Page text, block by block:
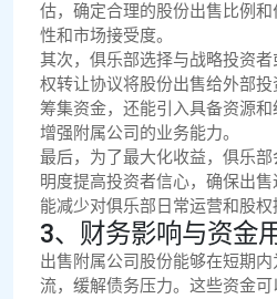
估，确定合理的股份出售比例
性和市场接受度。
其次，俱乐部选择与战略投资
权转让协议将股份出售给外部
筹集资金，还能引入具备资源
增强附属公司的业务能力。
最后，为了最大化收益，俱乐
明度提高投资者信心，确保出
能减少对俱乐部日常运营和股权
3、财务影响与资金
出售附属公司股份能够在短期
流，缓解债务压力。这些资金可